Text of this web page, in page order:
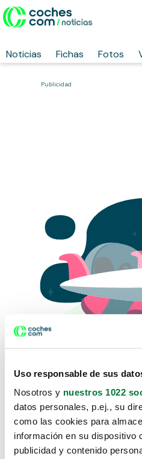
Uso responsable de sus
Nosotros y nuestros 1022
datos personales, p.ej., su
como las cookies para
información en su dispositivo
publicidad y contenido
Noticias Fichas Fotos
Publicidad
Lo sentimos, no
te hemos traido